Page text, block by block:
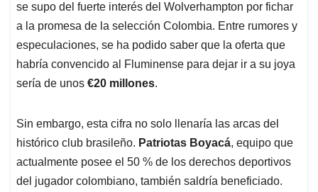
se supo del fuerte interés del Wolverhampton por fichar
a la promesa de la selección Colombia. Entre rumores y
especulaciones, se ha podido saber que la oferta que
habría convencido al Fluminense para dejar ir a su joya
sería de unos €20 millones.
Sin embargo, esta cifra no solo llenaría las arcas del
histórico club brasileño. Patriotas Boyacá, equipo que
actualmente posee el 50 % de los derechos deportivos
del jugador colombiano, también saldría beneficiado.